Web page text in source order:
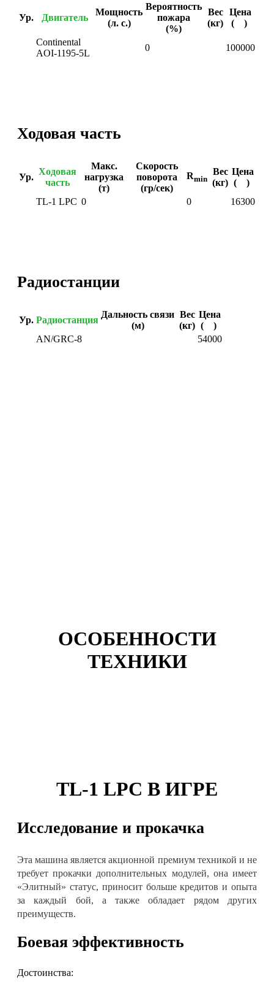
Ур. Двигатель
Мощность
(л. с.)
Вероятность
пожара
(%)
Вес
(кг)
Цена
(
)
Continental
AOI-1195-5L
0 100000
Ходовая часть
Ур.
Ходовая
часть
Макс.
нагрузка
(т)
Скорость
поворота
(гр/сек)
Rmin
Вес
(кг)
Цена
(
)
TL-1 LPC 0 0 16300
Радиостанции
Ур. Радиостанция
Дальность связи
(м)
Вес
(кг)
Цена
(
)
AN/GRC-8
54000
ОСОБЕННОСТИ
ТЕХНИКИ
TL-1 LPC В ИГРЕ
Исследование и прокачка
Эта машина является акционной премиум техникой и не
требует прокачки дополнительных модулей, она имеет
«Элитный» статус, приносит больше кредитов и опыта
за каждый бой, а также обладает рядом других
преимуществ.
Боевая эффективность
Достоинства: